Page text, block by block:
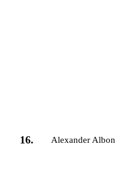
16. Alexander Albon